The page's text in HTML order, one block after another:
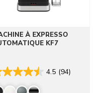
À EXPRESSO
KF7
4.5 (94)